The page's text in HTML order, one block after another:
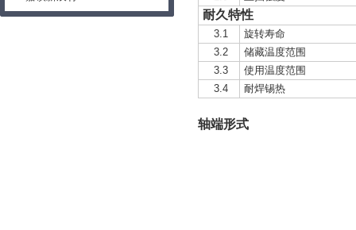
耐久特性
3.1
旋转寿命
3.2
储藏温度范围
3.3
使用温度范围
3.4
耐焊锡热
轴端形式